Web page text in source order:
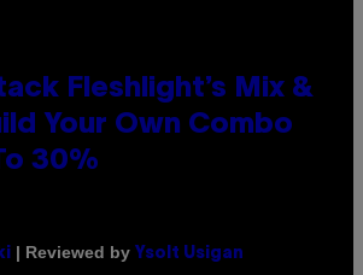
Fleshlight’s Mix &
Your Own Combo
30%
| Reviewed by Ysolt Usigan